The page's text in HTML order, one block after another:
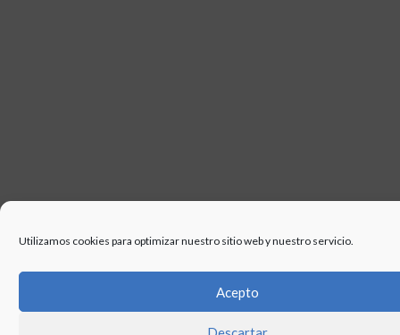
Utilizamos cookies para optimizar nuestro sitio web y nuestro servicio.
Acepto